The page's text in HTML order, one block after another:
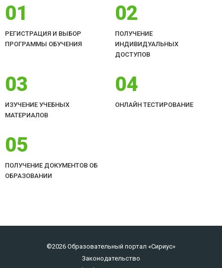
01
РЕГИСТРАЦИЯ И ВЫБОР
ПРОГРАММЫ ОБУЧЕНИЯ
02
ПОЛУЧЕНИЕ
ИНДИВИДУАЛЬНЫХ
ДОСТУПОВ
03
ИЗУЧЕНИЕ УЧЕБНЫХ
МАТЕРИАЛОВ
04
ОНЛАЙН ТЕСТИРОВАНИЕ
05
ПОЛУЧЕНИЕ ДОКУМЕНТОВ ОБ
ОБРАЗОВАНИИ
©2026 Образовательный портал «Сириус»
Законодательство